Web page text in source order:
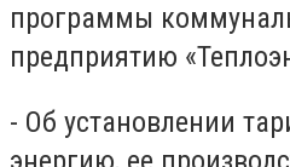
программы
предприятию
- Об установлении